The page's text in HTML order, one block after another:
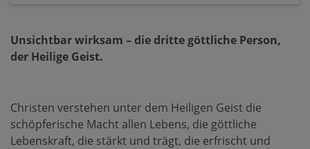
Unsichtbar wirksam – die dritte göttliche Person,
der Heilige Geist.
Christen verstehen unter dem Heiligen Geist die
schöpferische Macht allen Lebens, die göttliche
Lebenskraft, die stärkt und trägt, die erfrischt und